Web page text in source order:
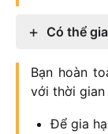
Có thể
Bạn hoàn
với thời gian
Để gia